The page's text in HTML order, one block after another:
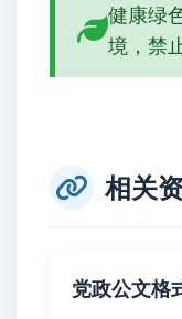
健康绿
境，禁
相关
党政公文格